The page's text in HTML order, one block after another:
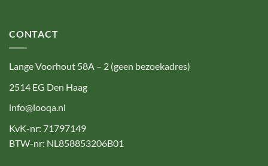
CONTACT
Lange Voorhout 58A – 2 (geen bezoekadres)
2514 EG Den Haag
info@looqa.nl
KvK-nr: 71797149
BTW-nr: NL858853206B01